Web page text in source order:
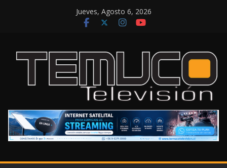
Jueves, Agosto 6, 2026